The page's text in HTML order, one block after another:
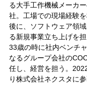
る大手工作機械メーカー
社。工場での現場経験
後に、ソフトウェア領
る新規事業立ち上げを担
33歳の時に社内ベンチ
なるグループ会社の
任し、経営を担う。
り株式会社ネクスタに参